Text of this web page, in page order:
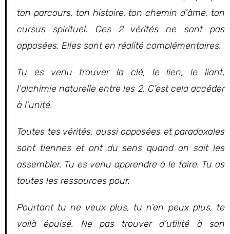
ton parcours, ton histoire, ton chemin d’âme, ton
cursus spirituel. Ces 2 vérités ne sont pas
opposées. Elles sont en réalité complémentaires.
Tu es venu trouver la clé, le lien, le liant,
l’alchimie naturelle entre les 2. C’est cela accéder
à l’unité.
Toutes tes vérités, aussi opposées et paradoxales
sont tiennes et ont du sens quand on sait les
assembler. Tu es venu apprendre à le faire. Tu as
toutes les ressources pour.
Pourtant tu ne veux plus, tu n’en peux plus, te
voilà épuisé. Ne pas trouver d’utilité à son